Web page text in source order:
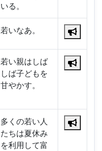
いる。
若いなあ。
若い親はしば
しば子どもを
甘やかす。
多くの若い人
たちは夏休み
を利用して富